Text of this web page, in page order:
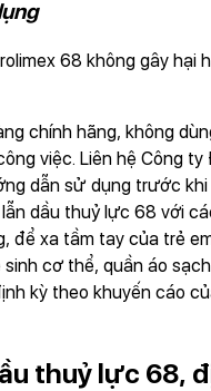
68 không gây hại
chính hãng, không
việc. Liên hệ Công
dẫn sử dụng trước khi
dầu thuỷ lực 68 với
để xa tầm tay của trẻ
sinh cơ thể, quần áo
kỳ theo khuyến cáo
thuỷ lực 68,